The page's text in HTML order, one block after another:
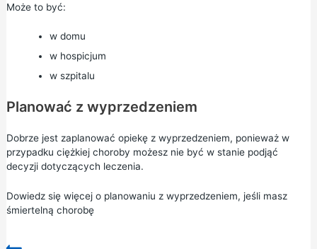
Może to być:
w domu
w hospicjum
w szpitalu
Planować z wyprzedzeniem
Dobrze jest zaplanować opiekę z wyprzedzeniem, ponieważ w
przypadku ciężkiej choroby możesz nie być w stanie podjąć
decyzji dotyczących leczenia.
Dowiedz się więcej o planowaniu z wyprzedzeniem, jeśli masz
śmiertelną chorobę